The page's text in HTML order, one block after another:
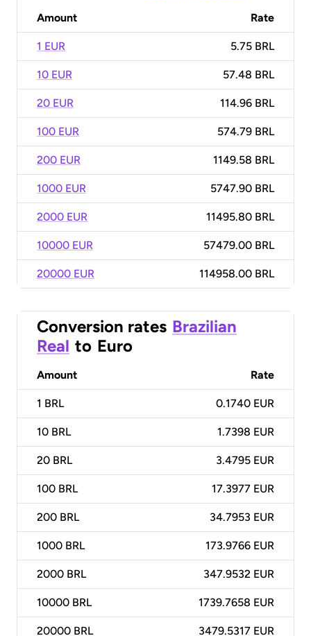
Amount Rate
1 EUR 5.75 BRL
10 EUR 57.48 BRL
20 EUR 114.96 BRL
100 EUR 574.79 BRL
200 EUR 1149.58 BRL
1000 EUR 5747.90 BRL
2000 EUR 11495.80 BRL
10000 EUR 57479.00 BRL
20000 EUR 114958.00 BRL
Conversion rates Brazilian
Real to Euro
Amount Rate
1 BRL 0.1740 EUR
10 BRL 1.7398 EUR
20 BRL 3.4795 EUR
100 BRL 17.3977 EUR
200 BRL 34.7953 EUR
1000 BRL 173.9766 EUR
2000 BRL 347.9532 EUR
10000 BRL 1739.7658 EUR
20000 BRL 3479.5317 EUR